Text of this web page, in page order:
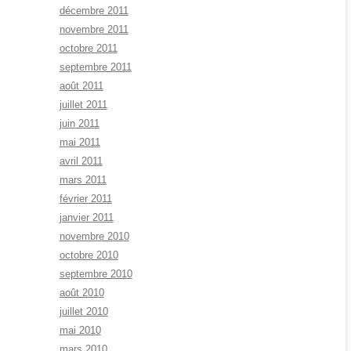
décembre 2011
novembre 2011
octobre 2011
septembre 2011
août 2011
juillet 2011
juin 2011
mai 2011
avril 2011
mars 2011
février 2011
janvier 2011
novembre 2010
octobre 2010
septembre 2010
août 2010
juillet 2010
mai 2010